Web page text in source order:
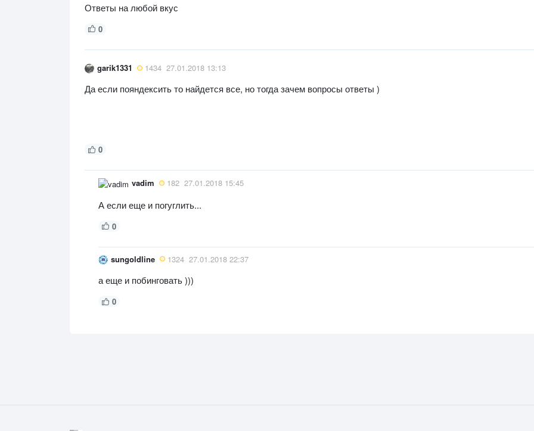
Ответы на любой вкус
0
garik1331 1434 27.01.2018 13:13
Да если пояндексить то найдется все, но тогда зачем вопросы ответы )
0
vadim 182 27.01.2018 15:45
А если еще и погуглить...
0
sungoldline 1324 27.01.2018 22:37
а еще и побинговать )))
0